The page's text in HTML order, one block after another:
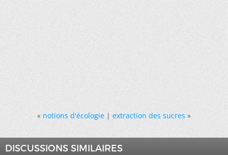
« notions d'écologie|extraction des sucres »
DISCUSSIONS SIMILAIRES